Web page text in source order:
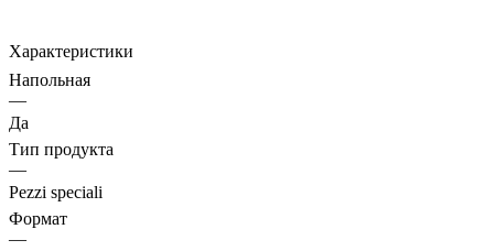
Характеристики
Напольная
—
Да
Тип продукта
—
Pezzi speciali
Формат
—